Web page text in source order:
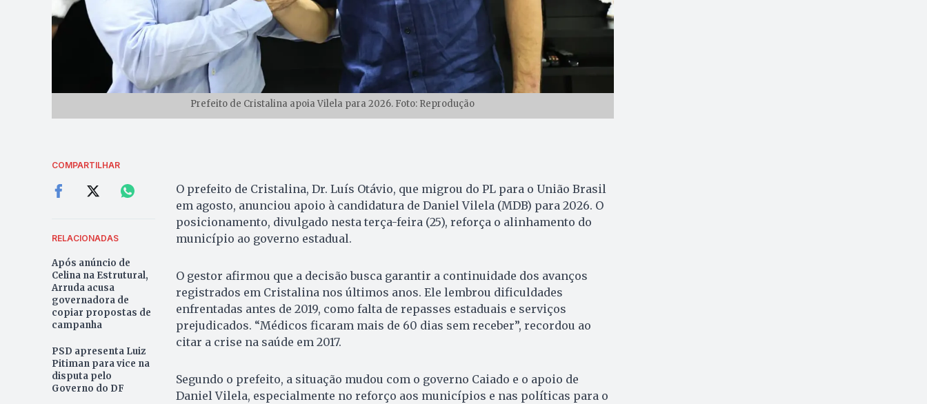
Prefeito de Cristalina apoia Vilela para 2026. Foto: Reprodução
COMPARTILHAR
RELACIONADAS
Após anúncio de
Celina na Estrutural,
Arruda acusa
governadora de
copiar propostas de
campanha
PSD apresenta Luiz
Pitiman para vice na
disputa pelo
Governo do DF
O prefeito de Cristalina, Dr. Luís Otávio, que migrou do PL para o União Brasil
em agosto, anunciou apoio à candidatura de Daniel Vilela (MDB) para 2026. O
posicionamento, divulgado nesta terça-feira (25), reforça o alinhamento do
município ao governo estadual.
O gestor afirmou que a decisão busca garantir a continuidade dos avanços
registrados em Cristalina nos últimos anos. Ele lembrou dificuldades
enfrentadas antes de 2019, como falta de repasses estaduais e serviços
prejudicados. “Médicos ficaram mais de 60 dias sem receber”, recordou ao
citar a crise na saúde em 2017.
Segundo o prefeito, a situação mudou com o governo Caiado e o apoio de
Daniel Vilela, especialmente no reforço aos municípios e nas políticas para o